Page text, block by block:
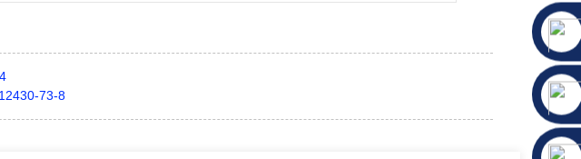
73-8